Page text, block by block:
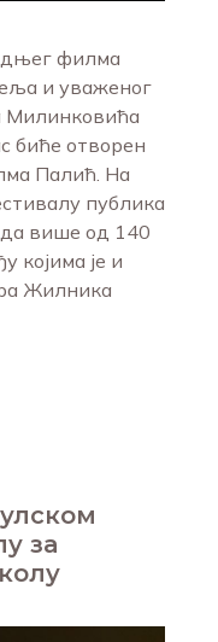
филма
и уваженог
биће отворен
Палић. На
публика
више од 140
којима је и
Жилника
за